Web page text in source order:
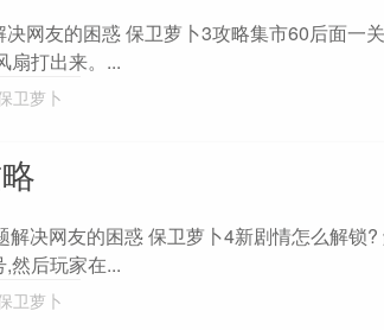
决网友的困惑 保卫萝卜3攻略集市60后面一
扇打出来。...
卫萝卜
解决网友的困惑 保卫萝卜4新剧情怎么解锁
然后玩家在...
卫萝卜